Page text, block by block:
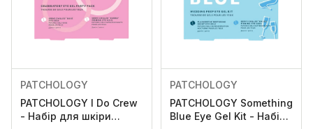
Спочатку популярні
PETER THOMAS ROTH
Rare Paris
PATCHOLOGY
PATCHOLOGY I Do Crew
- Набір для шкіри
PATCHOLOGY
PATCHOLOGY Something
Blue Eye Gel Kit - Набір